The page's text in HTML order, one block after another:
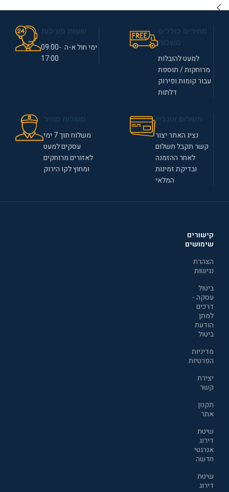
למעט להובלות
מרוחקות / תוספת
עבור קומות ופירוק
דלתות
ימי חול א-ה 09:00-
17:00
נציג האתר יצור
קשר תקבל תשלום
לאחר ההזמנה
ובדיקת זמינות
המלאי
משלוח תוך 7 ימי
עסקים למעט
לאזורים מרוחקים
ומחוץ לקו הירוק
קישורים
שימושים
הצהרת
נגישות
ביטול
עסקה -
דרכים
למתן
הודעת
ביטול
מדיניות
הפרטיות
יצירת
קשר
תקנון
אתר
שיטת
דירוג
אנרגטי
חדשה
שיטת
דירוג